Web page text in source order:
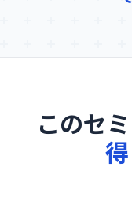
このセ